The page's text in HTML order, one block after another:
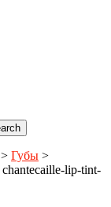
> Губы >
chantecaille-lip-tint-